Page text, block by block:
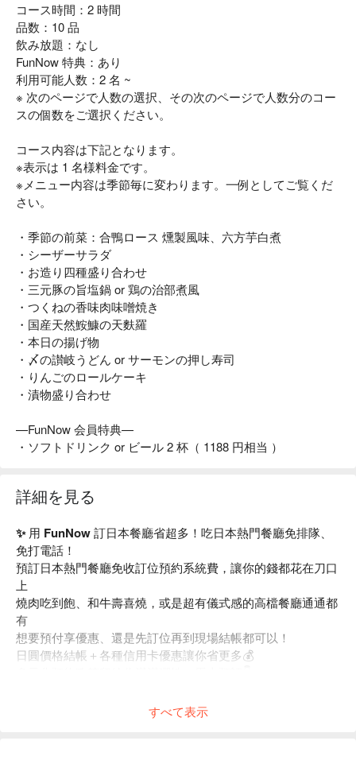
コース時間：2 時間
品数：10 品
飲み放題：なし
FunNow 特典：あり
利用可能人数：2 名 ~
※ 次のページで人数の選択、その次のページで人数分のコー
スの個数をご選択ください。
コース内容は下記となります。
※表示は 1 名様料金です。
※メニュー内容は季節毎に変わります。一例としてご覧くだ
さい。
・季節の前菜：合鴨ロース 燻製風味、六方芋白煮
・シーザーサラダ
・お造り四種盛り合わせ
・三元豚の旨塩鍋 or 鶏の治部煮風
・つくねの香味肉味噌焼き
・国産天然鮟鱇の天麩羅
・本日の揚げ物
・〆の讃岐うどん or サーモンの押し寿司
・りんごのロールケーキ
・漬物盛り合わせ
—FunNow 会員特典—
・ソフトドリンク or ビール 2 杯（ 1188 円相当 ）
詳細を見る
✨ 用 FunNow 訂日本餐廳省超多！吃日本熱門餐廳免排隊、
免打電話！
預訂日本熱門餐廳免收訂位預約系統費，讓你的錢都花在刀口
上
燒肉吃到飽、和牛壽喜燒，或是超有儀式感的高檔餐廳通通都
有
想要預付享優惠、還是先訂位再到現場結帳都可以！
日圓價格結帳＋各種信用卡優惠讓你省更多💰
すべて表示